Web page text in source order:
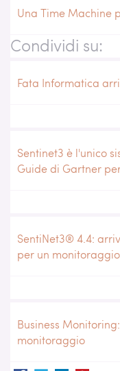
Una Time Machine
Fata Informatica
Sentinet3 è l'unico
Guide di Gartner
SentiNet3® 4.4:
per un
Business
monitoraggio
Condividi su: